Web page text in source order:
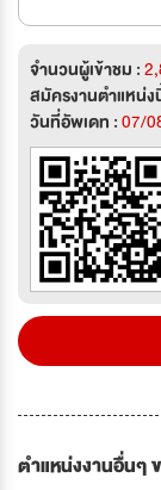
จำนวนผู้เข้าชม :
สมัครงานตำแหน่ง
วันที่อัพเดท :07/
ตำแหน่งงานอื่นๆ